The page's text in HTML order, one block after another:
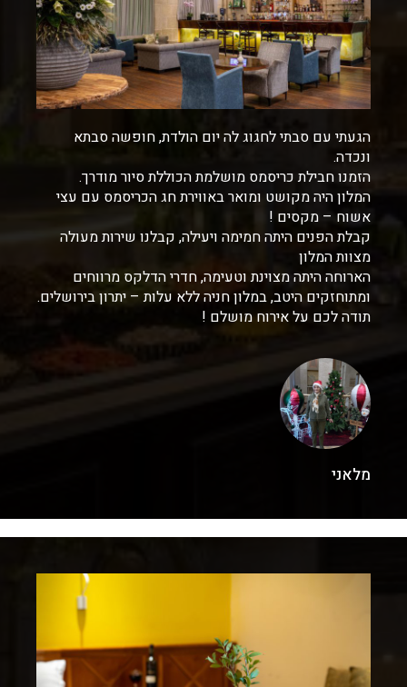
הגעתי עם סבתי לחגוג לה יום הולדת, חופשה סבתא
ונכדה.
הזמנו חבילת כריסמס מושלמת הכוללת סיור מודרך.
המלון היה מקושט ומואר באווירת חג הכריסמס עם עצי
אשוח – מקסים !
קבלת הפנים היתה חמימה ויעילה, קבלנו שירות מעולה
מצוות המלון
הארוחה היתה מצוינת וטעימה, חדרי הדלקס מרווחים
ומתוחזקים היטב, במלון חניה ללא עלות – יתרון בירושלים.
תודה לכם על אירוח מושלם !
מלאני